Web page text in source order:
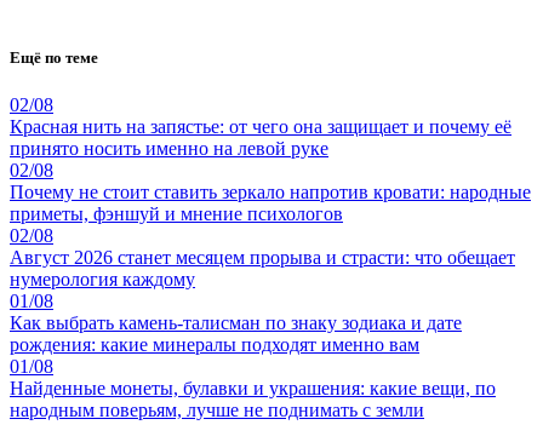
Ещё по теме
02/08
Красная нить на запястье: от чего она защищает и почему её
принято носить именно на левой руке
02/08
Почему не стоит ставить зеркало напротив кровати: народные
приметы, фэншуй и мнение психологов
02/08
Август 2026 станет месяцем прорыва и страсти: что обещает
нумерология каждому
01/08
Как выбрать камень-талисман по знаку зодиака и дате
рождения: какие минералы подходят именно вам
01/08
Найденные монеты, булавки и украшения: какие вещи, по
народным поверьям, лучше не поднимать с земли